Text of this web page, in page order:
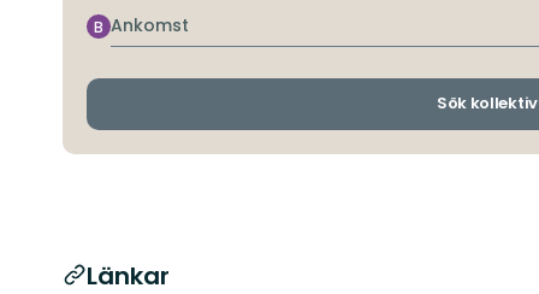
Ankomst
B
Sök
Länkar